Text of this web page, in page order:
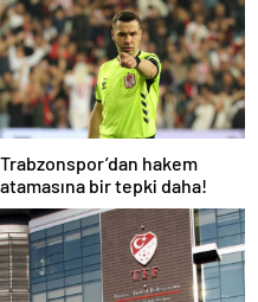
Trabzonspor’dan hakem
atamasına bir tepki daha!